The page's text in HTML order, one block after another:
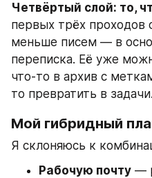
Четвёртый слой: то,
первых трёх проходов
меньше писем — в
переписка. Её уже
что-то в архив с
то превратить в задачи.
Мой гибридный
Я склоняюсь к
Рабочую почту —